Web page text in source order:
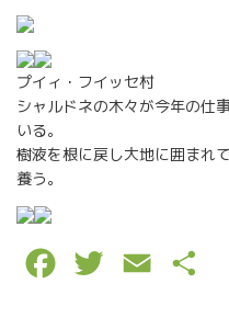
プイィ・フイッセ村
シャルドネの木々が今年の仕
いる。
樹液を根に戻し大地に囲まれ
養う。